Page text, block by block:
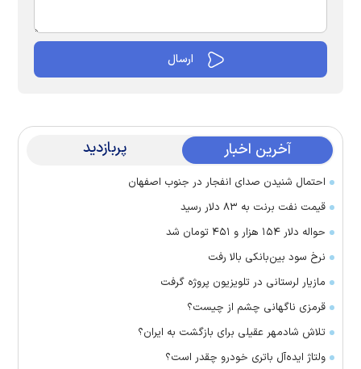
آخرین اخبار پربازدید
احتمال شنیدن صدای انفجار در جنوب اصفهان
قیمت نفت برنت به ۸۳ دلار رسید
حواله دلار ۱۵۴ هزار و ۴۵۱ تومان شد
نرخ سود بین‌بانکی بالا رفت
مازیار لرستانی در تلویزیون پروژه گرفت
قرمزی ناگهانی چشم از چیست؟
تلاش شادمهر عقیلی برای بازگشت به ایران؟
ولتاژ ایده‌آل باتری خودرو چقدر است؟